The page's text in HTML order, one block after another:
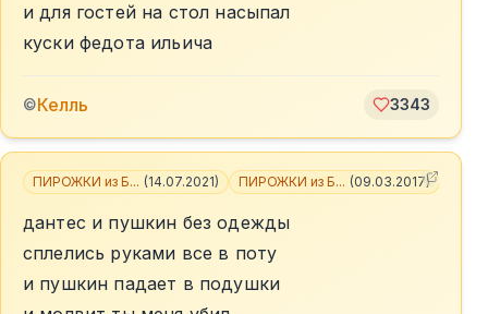
и для гостей на стол насыпал
куски федота ильича
©Келль 3343
ПИРОЖКИ из Б... (14.07.2021) ПИРОЖКИ из Б... (09.03.2017)
дантес и пушкин без одежды
сплелись руками все в поту
и пушкин падает в подушки